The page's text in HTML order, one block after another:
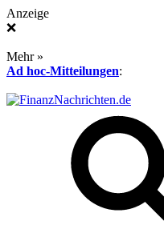
Anzeige
❌
Mehr »
Ad hoc-Mitteilungen: